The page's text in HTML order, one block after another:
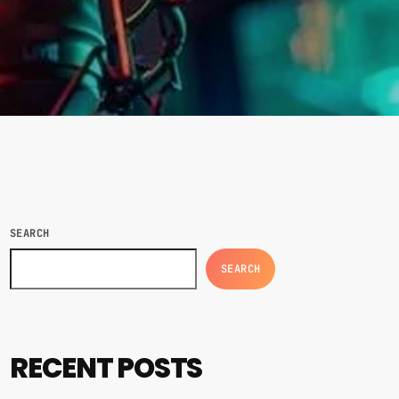
SEARCH
SEARCH
RECENT POSTS